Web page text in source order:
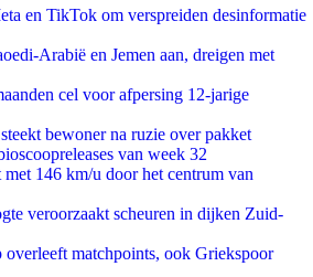
en TikTok om verspreiden desinformatie
Arabië en Jemen aan, dreigen met
cel voor afpersing 12-jarige
bewoner na ruzie over pakket
van week 32
met 146 km/u door het centrum van
veroorzaakt scheuren in dijken Zuid-
overleeft matchpoints, ook Griekspoor